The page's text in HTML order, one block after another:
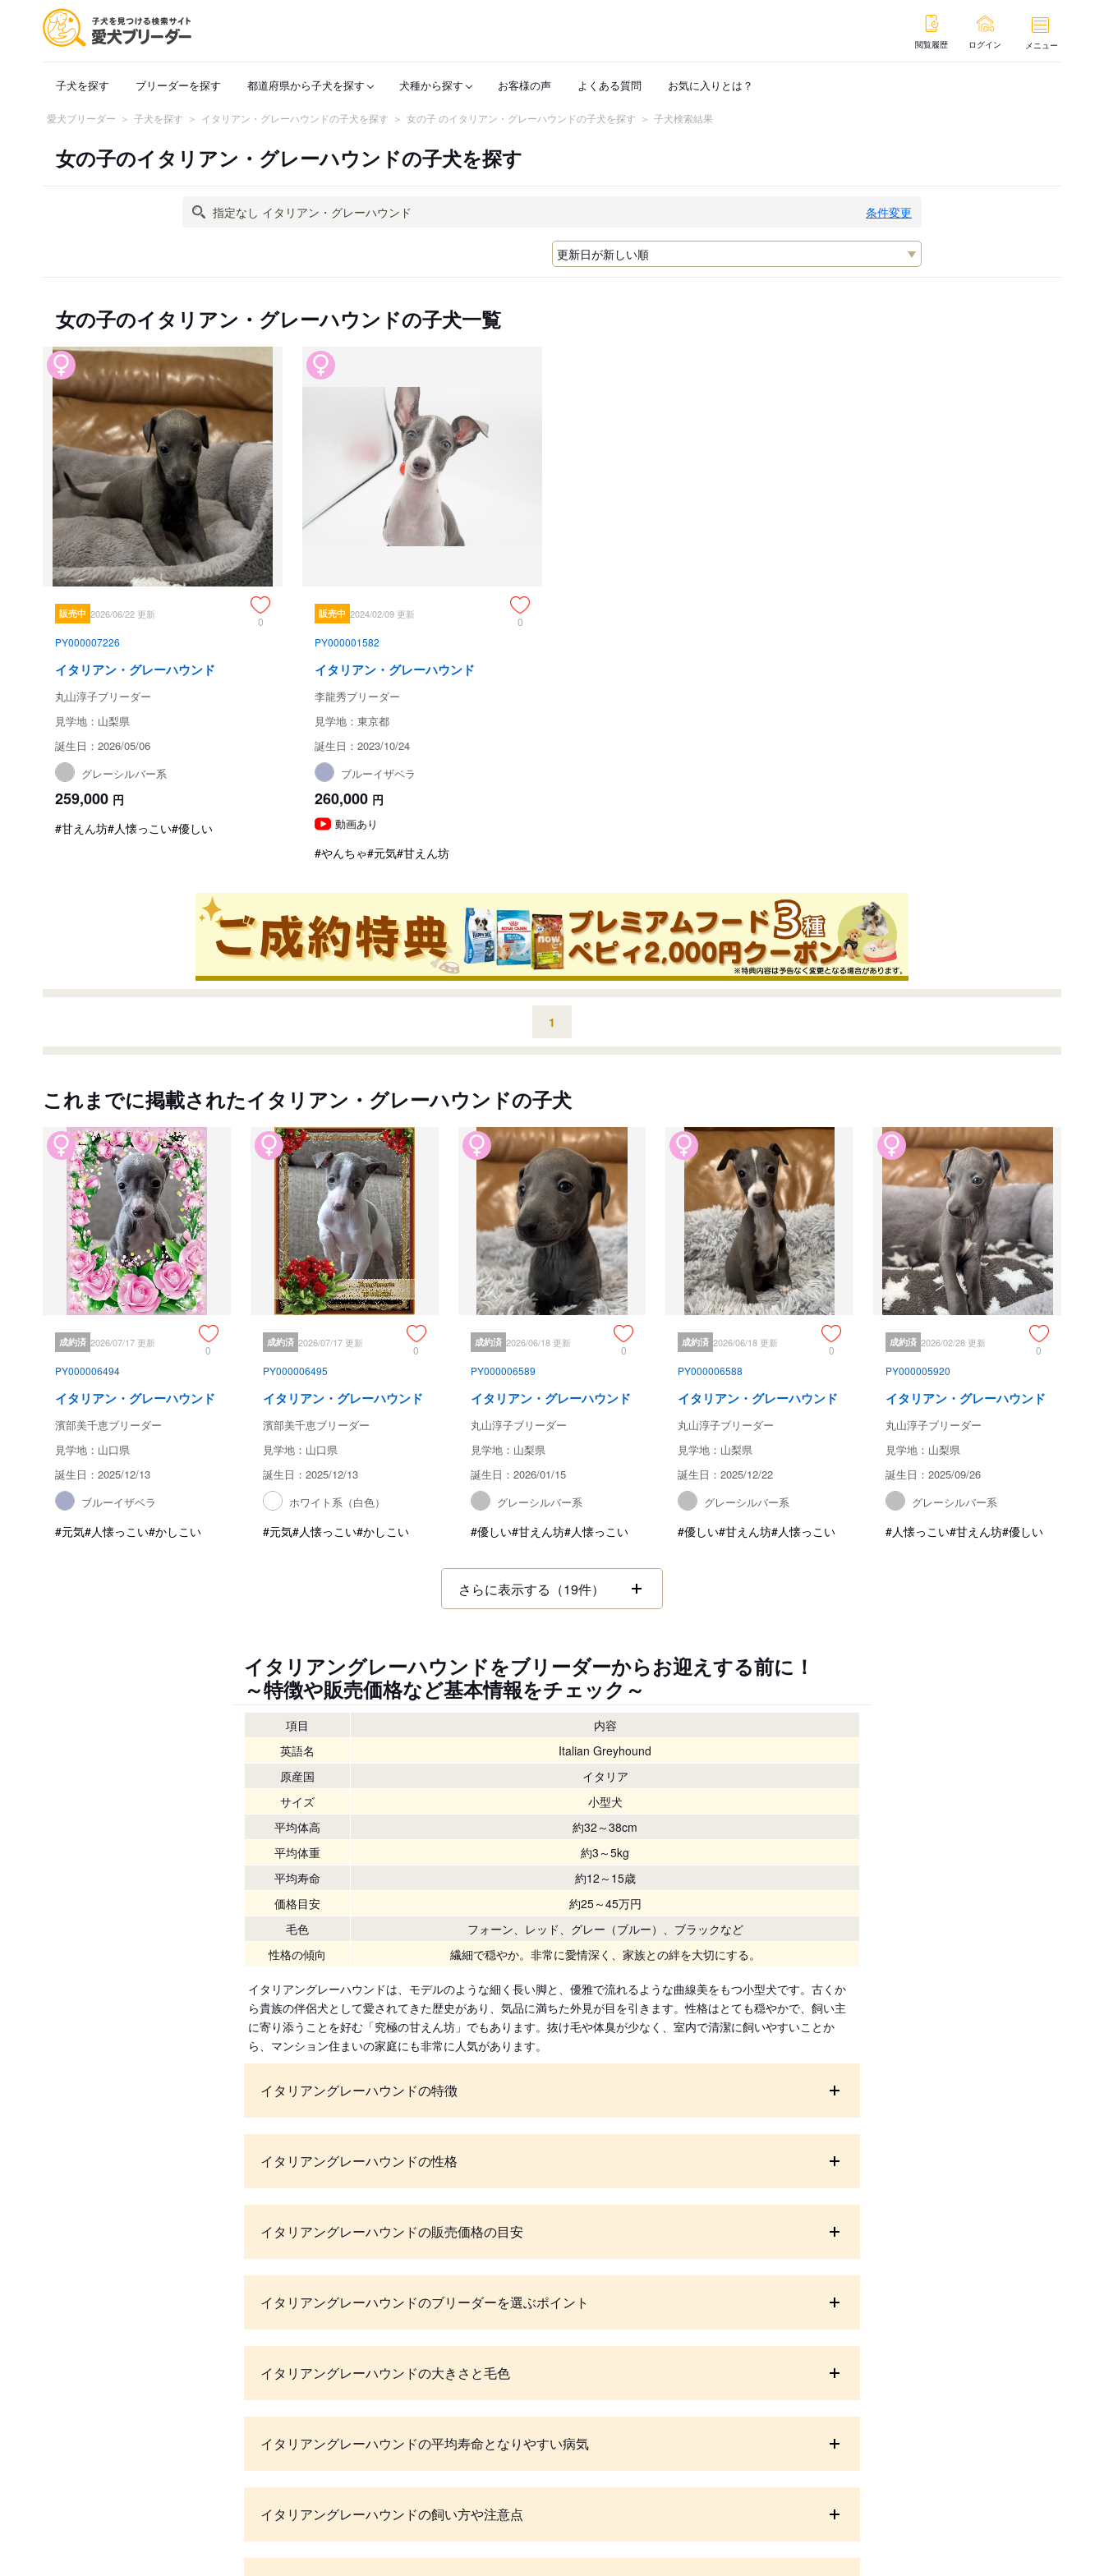
閲覧履歴 ログイン メニュー
子犬を探す ブリーダーを探す 都道府県から子犬を探す 犬種から探す お客様の声 よくある質問 お気に入りとは？
愛犬ブリーダー 子犬を探す イタリアン・グレーハウンドの子犬を探す 女の子 のイタリアン・グレーハウンドの子犬を探す 子犬検索結果
女の子のイタリアン・グレーハウンドの子犬を探す
条件変更
女の子のイタリアン・グレーハウンドの子犬一覧
販売中 2026/06/22 更新
0
PY000007226
イタリアン・グレーハウンド
丸山淳子ブリーダー
見学地：山梨県
誕生日：2026/05/06
グレーシルバー系
259,000 円
#甘えん坊#人懐っこい#優しい
販売中 2024/02/09 更新
0
PY000001582
イタリアン・グレーハウンド
李龍秀ブリーダー
見学地：東京都
誕生日：2023/10/24
ブルーイザベラ
260,000 円
動画あり
#やんちゃ#元気#甘えん坊
1
これまでに掲載されたイタリアン・グレーハウンドの子犬
成約済 2026/07/17 更新
0
PY000006494
イタリアン・グレーハウンド
濱部美千恵ブリーダー
見学地：山口県
誕生日：2025/12/13
ブルーイザベラ
#元気#人懐っこい#かしこい
成約済 2026/07/17 更新
0
PY000006495
イタリアン・グレーハウンド
濱部美千恵ブリーダー
見学地：山口県
誕生日：2025/12/13
ホワイト系（白色）
#元気#人懐っこい#かしこい
成約済 2026/06/18 更新
0
PY000006589
イタリアン・グレーハウンド
丸山淳子ブリーダー
見学地：山梨県
誕生日：2026/01/15
グレーシルバー系
#優しい#甘えん坊#人懐っこい
成約済 2026/06/18 更新
0
PY000006588
イタリアン・グレーハウンド
丸山淳子ブリーダー
見学地：山梨県
誕生日：2025/12/22
グレーシルバー系
#優しい#甘えん坊#人懐っこい
成約済 2026/02/28 更新
0
PY000005920
イタリアン・グレーハウンド
丸山淳子ブリーダー
見学地：山梨県
誕生日：2025/09/26
グレーシルバー系
#人懐っこい#甘えん坊#優しい
さらに表示する（19件）
イタリアングレーハウンドをブリーダーからお迎えする前に！
～特徴や販売価格など基本情報をチェック～
項目
内容
英語名
Italian Greyhound
原産国
イタリア
サイズ
小型犬
平均体高
約32～38cm
平均体重
約3～5kg
平均寿命
約12～15歳
価格目安
約25～45万円
毛色
フォーン、レッド、グレー（ブルー）、ブラックなど
性格の傾向
繊細で穏やか。非常に愛情深く、家族との絆を大切にする。
イタリアングレーハウンドは、モデルのような細く長い脚と、優雅で流れるような曲線美をもつ小型犬です。古くか
ら貴族の伴侶犬として愛されてきた歴史があり、気品に満ちた外見が目を引きます。性格はとても穏やかで、飼い主
に寄り添うことを好む「究極の甘えん坊」でもあります。抜け毛や体臭が少なく、室内で清潔に飼いやすいことか
ら、マンション住まいの家庭にも非常に人気があります。
イタリアングレーハウンドの特徴
イタリアングレーハウンドの性格
イタリアングレーハウンドの販売価格の目安
イタリアングレーハウンドのブリーダーを選ぶポイント
イタリアングレーハウンドの大きさと毛色
イタリアングレーハウンドの平均寿命となりやすい病気
イタリアングレーハウンドの飼い方や注意点